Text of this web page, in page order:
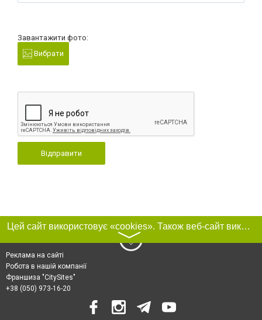
Завантажити фото:
Вибрати
Відправити
Цей сайт використовує «cookies». Також веб-сайт використовує інтернет-сервіс для збору технічних даних стосовно відвідувачів з метою отримання маркетингової та статистичної інформації. Умови обробки даних відвідувачів сайту див.
〉
Реклама на сайті
Робота в нашій компанії
Франшиза "CitySites"
+38 (050) 973-16-20